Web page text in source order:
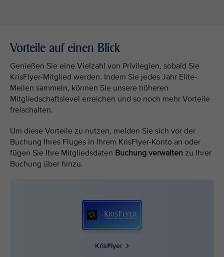
Vorteile auf einen Blick
Genießen Sie eine Vielzahl von Privilegien, sobald Sie
KrisFlyer-Mitglied werden. Indem Sie jedes Jahr Elite-
Meilen sammeln, können Sie unsere höheren
Mitgliedschaftslevel erreichen und so noch mehr Vorteile
freischalten.
Um diese Vorteile zu nutzen, melden Sie sich vor der
Buchung Ihres Fluges in Ihrem KrisFlyer-Konto an oder
fügen Sie Ihre Mitgliedsdaten Buchung verwalten zu Ihrer
Buchung über hinzu.
KrisFlyer